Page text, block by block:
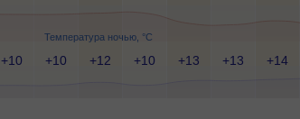
Температура ночью, °C
+10 +10 +12 +10 +13 +13 +14